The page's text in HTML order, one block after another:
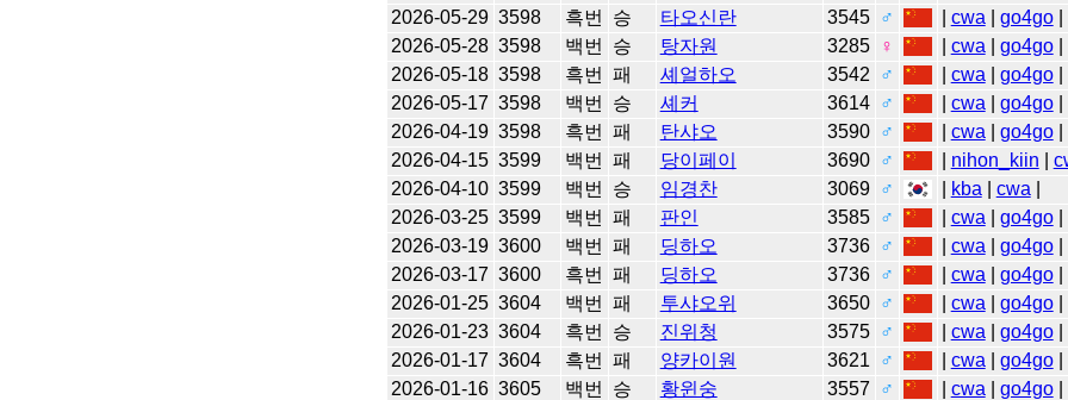
2026-05-29 3598 흑번 승 타오신란 3545 ♂ cwa go4go|
2026-05-28 3598 백번 승 탕자원 3285 ♀ cwa go4go|
2026-05-18 3598 흑번 패 셰얼하오 3542 ♂ cwa go4go|
2026-05-17 3598 백번 승 셰커 3614 ♂ cwa go4go|
2026-04-19 3598 흑번 패 탄샤오 3590 ♂ cwa go4go|
2026-04-15 3599 백번 패 당이페이 3690 ♂ nihon_kiin
2026-04-10 3599 백번 승 임경찬 3069 ♂ kba cwa
2026-03-25 3599 백번 패 판인 3585 ♂ cwa go4go|
2026-03-19 3600 백번 패 딩하오 3736 ♂ cwa go4go|
2026-03-17 3600 흑번 패 딩하오 3736 ♂ cwa go4go|
2026-01-25 3604 백번 패 투샤오위 3650 ♂ cwa go4go|
2026-01-23 3604 흑번 승 진위청 3575 ♂ cwa go4go|
2026-01-17 3604 흑번 패 양카이원 3621 ♂ cwa go4go|
2026-01-16 3605 백번 승 황윈숭 3557 ♂ cwa go4go|